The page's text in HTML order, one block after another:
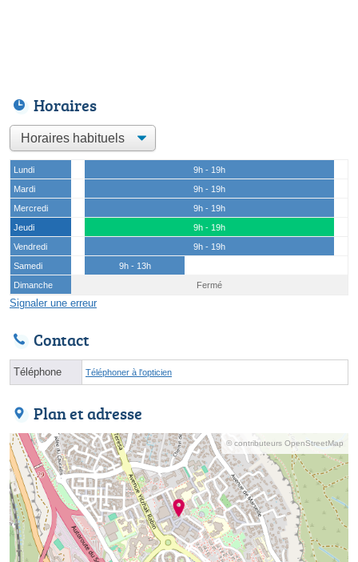
Horaires
Lundi
9h - 19h
Mardi
9h - 19h
Mercredi
9h - 19h
Jeudi
9h - 19h
Vendredi
9h - 19h
Samedi
9h - 13h
Dimanche
Fermé
Signaler une erreur
Contact
Téléphone Téléphoner à l'opticien
Plan et adresse
© contributeurs OpenStreetMap